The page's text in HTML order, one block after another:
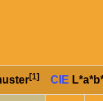
[1] CIE